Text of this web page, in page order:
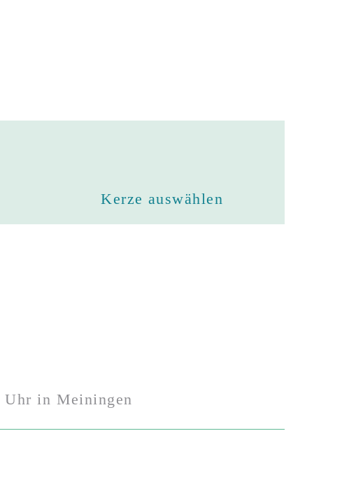
Kerze auswählen
Uhr in Meiningen